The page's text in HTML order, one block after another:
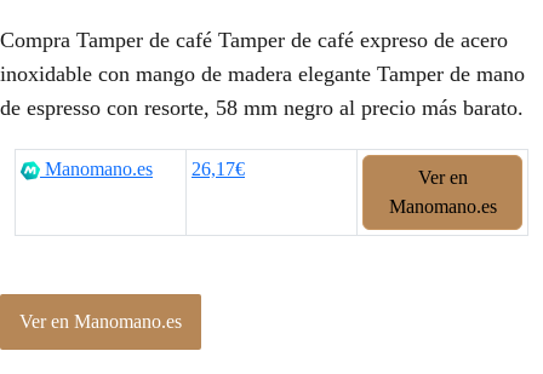
Compra Tamper de café Tamper de café expreso de acero
inoxidable con mango de madera elegante Tamper de mano
de espresso con resorte, 58 mm negro al precio más barato.
Manomano.es 26,17€
Ver en
Manomano.es
Ver en Manomano.es